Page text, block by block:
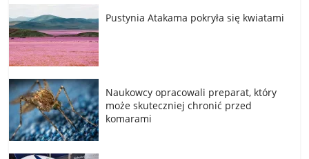
Pustynia Atakama pokryła się kwiatami
Naukowcy opracowali preparat, który
może skuteczniej chronić przed
komarami